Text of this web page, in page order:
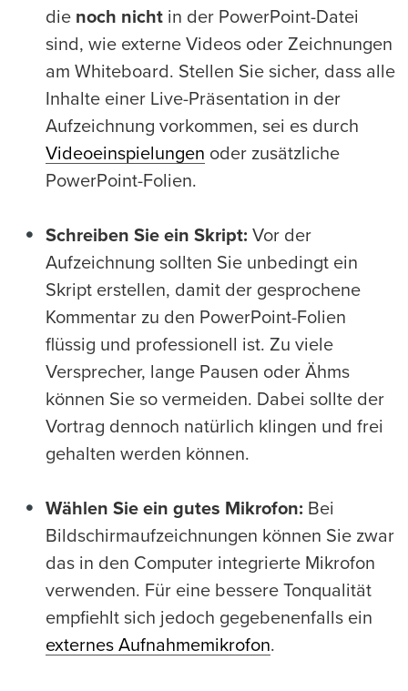
die noch nicht in der PowerPoint-Datei
sind, wie externe Videos oder Zeichnungen
am Whiteboard. Stellen Sie sicher, dass alle
Inhalte einer Live-Präsentation in der
Aufzeichnung vorkommen, sei es durch
Videoeinspielungen oder zusätzliche
PowerPoint-Folien.
Schreiben Sie ein Skript: Vor der
Aufzeichnung sollten Sie unbedingt ein
Skript erstellen, damit der gesprochene
Kommentar zu den PowerPoint-Folien
flüssig und professionell ist. Zu viele
Versprecher, lange Pausen oder Ähms
können Sie so vermeiden. Dabei sollte der
Vortrag dennoch natürlich klingen und frei
gehalten werden können.
Wählen Sie ein gutes Mikrofon: Bei
Bildschirmaufzeichnungen können Sie zwar
das in den Computer integrierte Mikrofon
verwenden. Für eine bessere Tonqualität
empfiehlt sich jedoch gegebenenfalls ein
externes Aufnahmemikrofon.